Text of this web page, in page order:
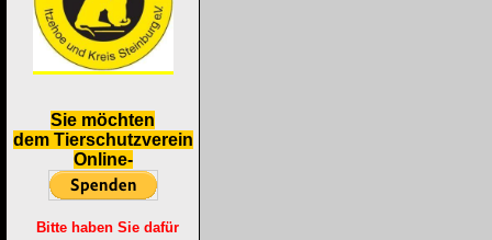
Sie möchten
dem Tierschutzverein
Online-
Bitte haben Sie dafür